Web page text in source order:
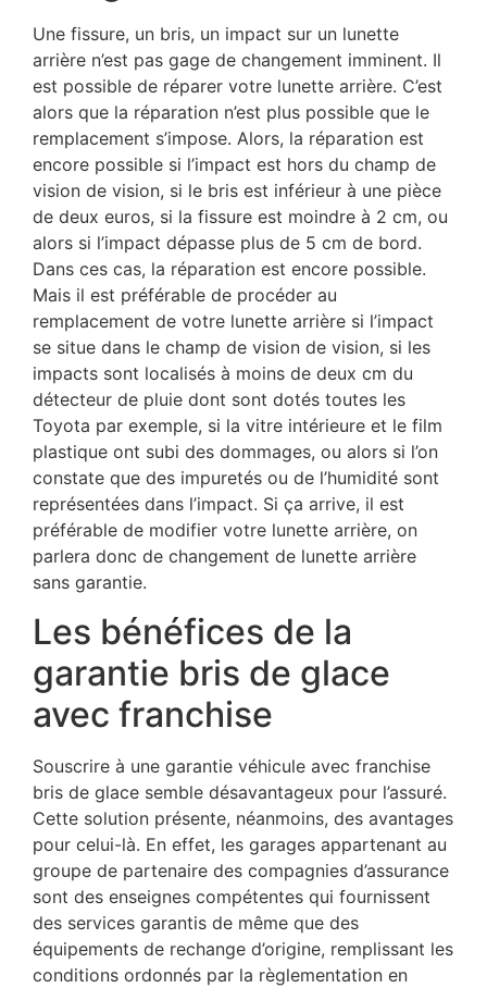
Une fissure, un bris, un impact sur un lunette
arrière n’est pas gage de changement imminent. Il
est possible de réparer votre lunette arrière. C’est
alors que la réparation n’est plus possible que le
remplacement s’impose. Alors, la réparation est
encore possible si l’impact est hors du champ de
vision de vision, si le bris est inférieur à une pièce
de deux euros, si la fissure est moindre à 2 cm, ou
alors si l’impact dépasse plus de 5 cm de bord.
Dans ces cas, la réparation est encore possible.
Mais il est préférable de procéder au
remplacement de votre lunette arrière si l’impact
se situe dans le champ de vision de vision, si les
impacts sont localisés à moins de deux cm du
détecteur de pluie dont sont dotés toutes les
Toyota par exemple, si la vitre intérieure et le film
plastique ont subi des dommages, ou alors si l’on
constate que des impuretés ou de l’humidité sont
représentées dans l’impact. Si ça arrive, il est
préférable de modifier votre lunette arrière, on
parlera donc de changement de lunette arrière
sans garantie.
Les bénéfices de la
garantie bris de glace
avec franchise
Souscrire à une garantie véhicule avec franchise
bris de glace semble désavantageux pour l’assuré.
Cette solution présente, néanmoins, des avantages
pour celui-là. En effet, les garages appartenant au
groupe de partenaire des compagnies d’assurance
sont des enseignes compétentes qui fournissent
des services garantis de même que des
équipements de rechange d’origine, remplissant les
conditions ordonnés par la règlementation en